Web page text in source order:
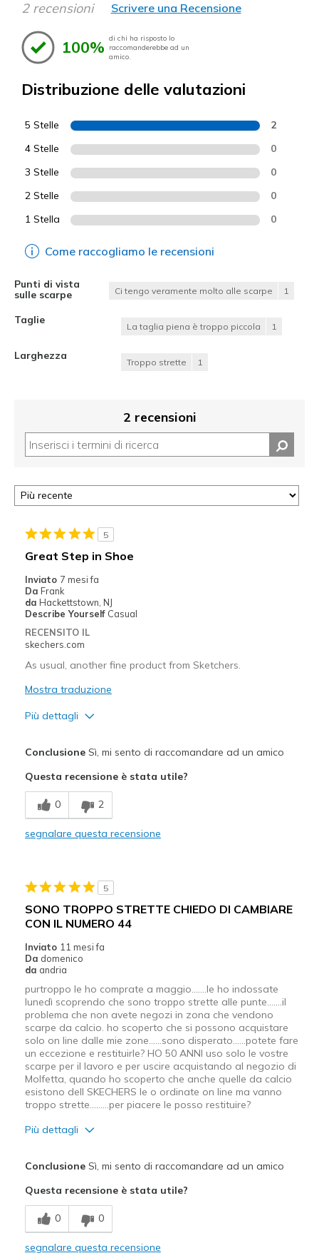
2 recensioni Scrivere una Recensione
100% di chi ha risposto lo
raccomanderebbe ad un
amico.
Distribuzione delle valutazioni
5 Stelle 2
4 Stelle 0
3 Stelle 0
2 Stelle 0
1 Stella 0
Come raccogliamo le recensioni
Punti di vista
sulle scarpe
Ci tengo veramente molto alle scarpe 1
Taglie
La taglia piena è troppo piccola 1
Larghezza
Troppo strette 1
2 recensioni
5
Great Step in Shoe
Inviato 7 mesi fa
Da Frank
da Hackettstown, NJ
Describe Yourself Casual
RECENSITO IL
skechers.com
As usual, another fine product from Sketchers.
Mostra traduzione
Più dettagli
Breathe Well
Comfortable
Migliori Utilizzi:
Casual Wear
Width
Sizing
View On Shoes
Shoes are for Wearing
ConclusioneSì, mi sento di raccomandare ad un amico
Questa recensione è stata utile?
0 2
segnalare questa recensione
5
SONO TROPPO STRETTE CHIEDO DI CAMBIARE
CON IL NUMERO 44
Inviato 11 mesi fa
Da domenico
da andria
purtroppo le ho comprate a maggio.......le ho indossate
lunedì scoprendo che sono troppo strette alle punte.......il
problema che non avete negozi in zona che vendono
scarpe da calcio. ho scoperto che si possono acquistare
solo on line dalle mie zone......sono disperato......potete fare
un eccezione e restituirle? HO 50 ANNI uso solo le vostre
scarpe per il lavoro e per uscire acquistando al negozio di
Molfetta, quando ho scoperto che anche quelle da calcio
esistono dell SKECHERS le o ordinate on line ma vanno
troppo strette.........per piacere le posso restituire?
Più dettagli
Design attrattivo
Grande imbottitura
ConclusioneSì, mi sento di raccomandare ad un amico
Questa recensione è stata utile?
0 0
segnalare questa recensione